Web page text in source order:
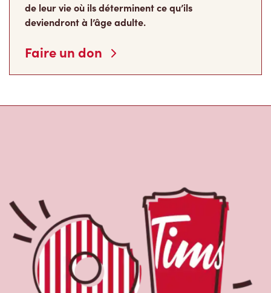
de leur vie où ils déterminent ce qu’ils
deviendront à l’âge adulte.
Faire un don